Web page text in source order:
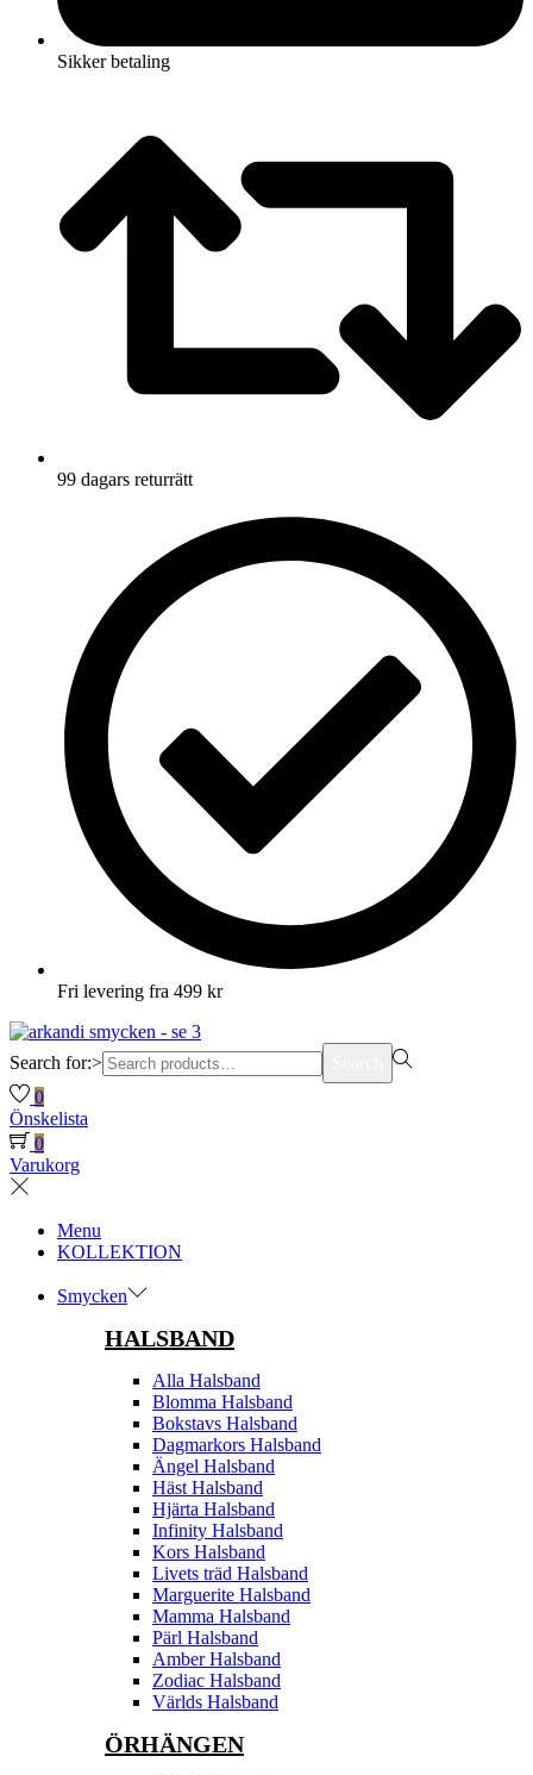
Sikker betaling
99 dagars returrätt
Fri levering fra 499 kr
Search for:>
0
Önskelista
0
Varukorg
Menu
KOLLEKTION
Smycken
HALSBAND
Alla Halsband
Blomma Halsband
Bokstavs Halsband
Dagmarkors Halsband
Ängel Halsband
Häst Halsband
Hjärta Halsband
Infinity Halsband
Kors Halsband
Livets träd Halsband
Marguerite Halsband
Mamma Halsband
Pärl Halsband
Amber Halsband
Zodiac Halsband
Världs Halsband
ÖRHÄNGEN